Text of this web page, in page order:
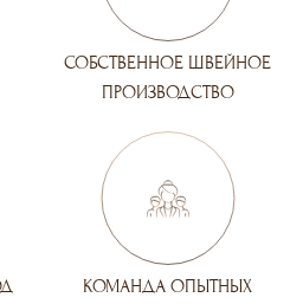
СОБСТВЕННОЕ ШВЕЙНОЕ
ПРОИЗВОДСТВО
КОМАНДА ОПЫТНЫХ